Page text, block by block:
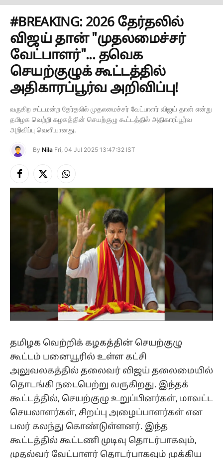
#BREAKING: 2026 தேர்தலில்
விஜய் தான் "முதலமைச்சர்
வேட்பாளர்"... தவெக
செயற்குழுக் கூட்டத்தில்
அதிகாரப்பூர்வ அறிவிப்பு!
வருகிற சட்டமன்ற தேர்தலில் முதலமைச்சர் வேட்பாளர் விஜய் தான் என்று
தமிழக வெற்றி கழகத்தின் செயற்குழு கூட்டத்தில் அதிகாரப்பூர்வ
அறிவிப்பு வெளியானது.
By Nila Fri, 04 Jul 2025 13:47:32 IST
Facebook
X
(Twitter)
Instagram
தமிழக வெற்றிக் கழகத்தின் செயற்குழு
கூட்டம் பனையூரில் உள்ள கட்சி
அலுவலகத்தில் தலைவர் விஜய் தலைமையில்
தொடங்கி நடைபெற்று வருகிறது. இந்தக்
கூட்டத்தில், செயற்குழு உறுப்பினர்கள், மாவட்ட
செயலாளர்கள், சிறப்பு அழைப்பாளர்கள் என
பலர் கலந்து கொண்டுள்ளனர். இந்த
கூட்டத்தில் கூட்டணி முடிவு தொடர்பாகவும்,
முதல்வர் வேட்பாளர் தொடர்பாகவும் முக்கிய